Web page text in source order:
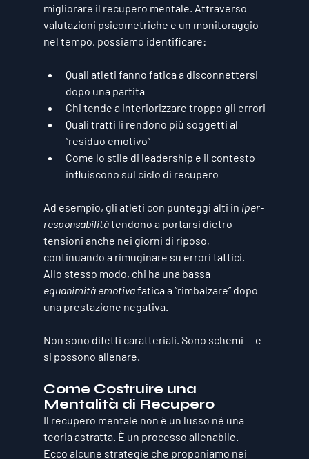
migliorare il recupero mentale. Attraverso
valutazioni psicometriche e un monitoraggio
nel tempo, possiamo identificare:
Quali atleti fanno fatica a disconnettersi
dopo una partita
Chi tende a interiorizzare troppo gli errori
Quali tratti li rendono più soggetti al
“residuo emotivo”
Come lo stile di leadership e il contesto
influiscono sul ciclo di recupero
Ad esempio, gli atleti con punteggi alti in iper-
responsabilità tendono a portarsi dietro
tensioni anche nei giorni di riposo,
continuando a rimuginare su errori tattici.
Allo stesso modo, chi ha una bassa
equanimità emotiva fatica a “rimbalzare” dopo
una prestazione negativa.
Non sono difetti caratteriali. Sono schemi — e
si possono allenare.
Come Costruire una
Mentalità di Recupero
Il recupero mentale non è un lusso né una
teoria astratta. È un processo allenabile
Ecco alcune strategie che proponiamo nei